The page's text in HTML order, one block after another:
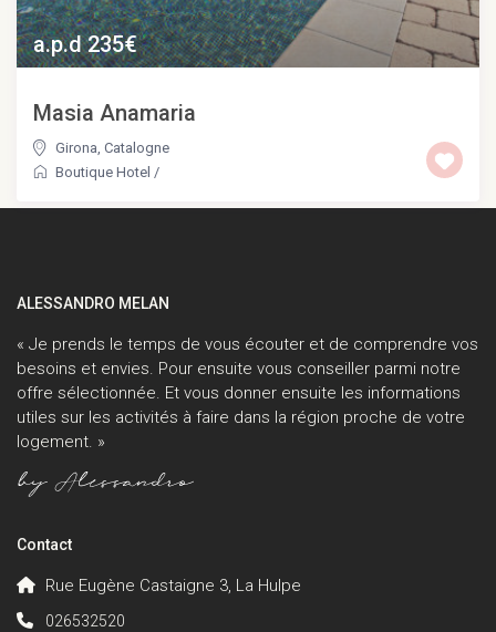
a.p.d 235€
Masia Anamaria
Girona,Catalogne
Boutique Hotel /
ALESSANDRO MELAN
« Je prends le temps de vous écouter et de comprendre vos
besoins et envies. Pour ensuite vous conseiller parmi notre
offre sélectionnée. Et vous donner ensuite les informations
utiles sur les activités à faire dans la région proche de votre
logement. »
Contact
Rue Eugène Castaigne 3, La Hulpe
026532520